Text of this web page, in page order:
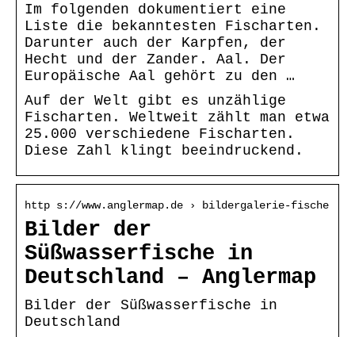
Im folgenden dokumentiert eine
Liste die bekanntesten Fischarten.
Darunter auch der Karpfen, der
Hecht und der Zander. Aal. Der
Europäische Aal gehört zu den …
Auf der Welt gibt es unzählige
Fischarten. Weltweit zählt man etwa
25.000 verschiedene Fischarten.
Diese Zahl klingt beeindruckend.
http s://www.anglermap.de › bildergalerie-fische
Bilder der
Süßwasserfische in
Deutschland – Anglermap
Bilder der Süßwasserfische in
Deutschland